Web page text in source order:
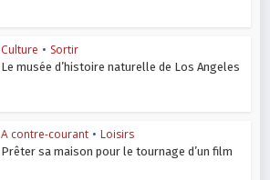
Culture • Sortir
Le musée d’histoire naturelle de Los Angeles
A contre-courant • Loisirs
Prêter sa maison pour le tournage d’un film